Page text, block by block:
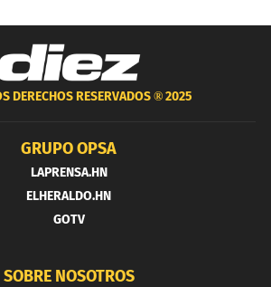
DERECHOS RESERVADOS ®2025
GRUPO OPSA
LAPRENSA.HN
ELHERALDO.HN
GOTV
SOBRE NOSOTROS